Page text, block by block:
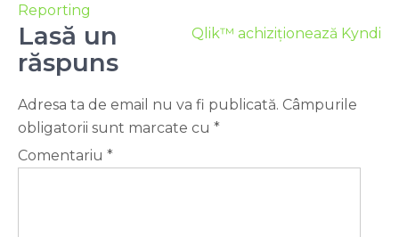
Reporting
Qlik™ achiziționează Kyndi
Lasă un
răspuns
Adresa ta de email nu va fi publicată. Câmpurile
obligatorii sunt marcate cu *
Comentariu *